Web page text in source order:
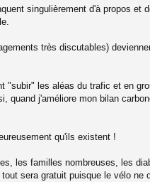
singulièrement d'à propos et
très discutables)
les aléas du trafic et en
j'améliore mon bilan
qu'ils existent !
les familles nombreuses, les
sera gratuit puisque le vélo ne